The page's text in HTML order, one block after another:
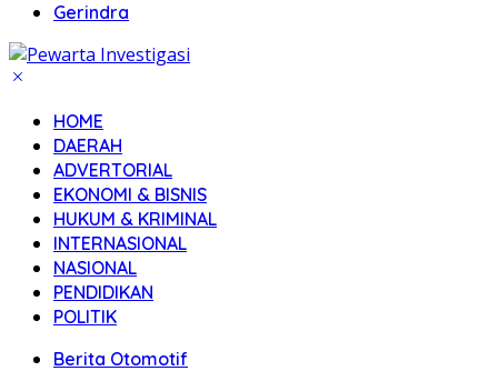
Gerindra
HOME
DAERAH
ADVERTORIAL
EKONOMI & BISNIS
HUKUM & KRIMINAL
INTERNASIONAL
NASIONAL
PENDIDIKAN
POLITIK
Berita Otomotif